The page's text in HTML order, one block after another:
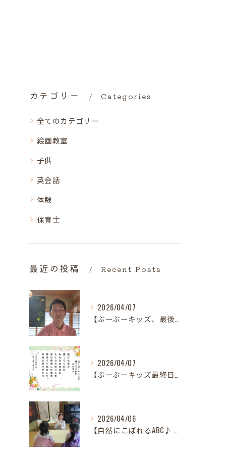
カテゴリー Categories
全てのカテゴリー
絵画教室
子供
英会話
体験
保育士
最近の投稿 Recent Posts
2026/04/07
【ぶーぶーキッズ、最後の日。
2026/04/07
【ぶーぶーキッズ最終日✨ 笑顔とはじける歓声で駆け抜けた最高...
2026/04/06
【自然にこぼれるABC♪ 樋口先生、最後の英語レッスンありが...